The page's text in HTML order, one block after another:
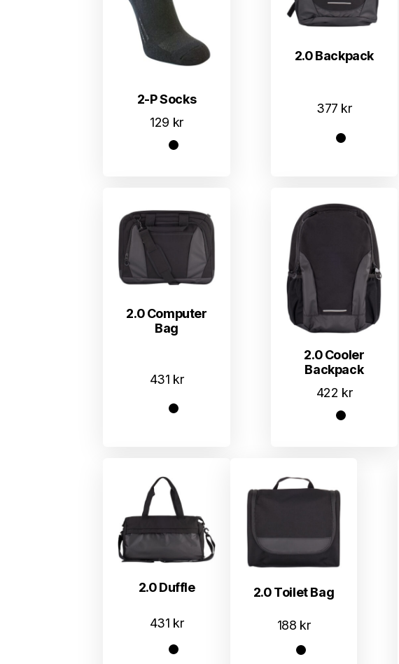
2-P Socks
129 kr
2.0 Backpack
377 kr
2.0 Computer
Bag
431 kr
2.0 Cooler
Backpack
422 kr
2.0 Duffle
431 kr
2.0 Toilet Bag
188 kr